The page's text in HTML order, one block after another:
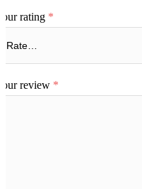
rating *
review *